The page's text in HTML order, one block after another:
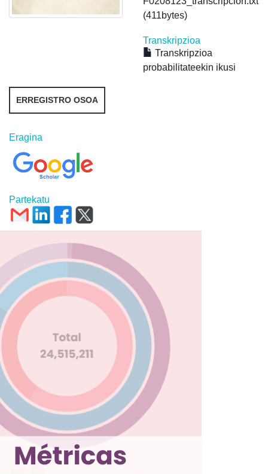
(411bytes)
Transkripzioa
Transkripzioa
probabilitateekin ikusi
ERREGISTRO OSOA
Eragina
Partekatu